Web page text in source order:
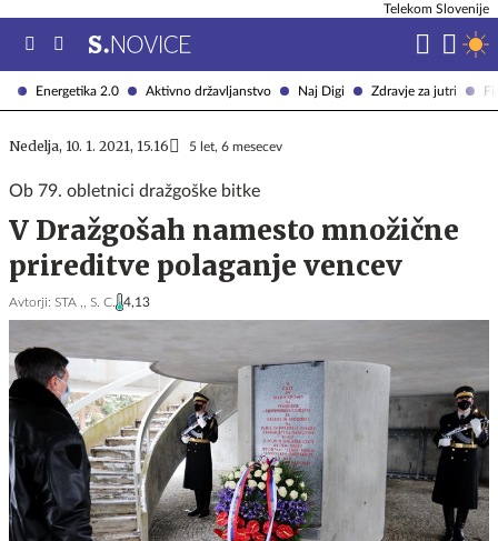
Energetika 2.0 Aktivno državljanstvo Naj Digi Zdravje za jutri
Telekom Slovenije
Nedelja, 10. 1. 2021, 15.16 5 let, 6 mesecev
Ob 79. obletnici dražgoške bitke
V Dražgošah namesto množične
prireditve polaganje vencev
Avtorji: STA ,, S. C. 4,13